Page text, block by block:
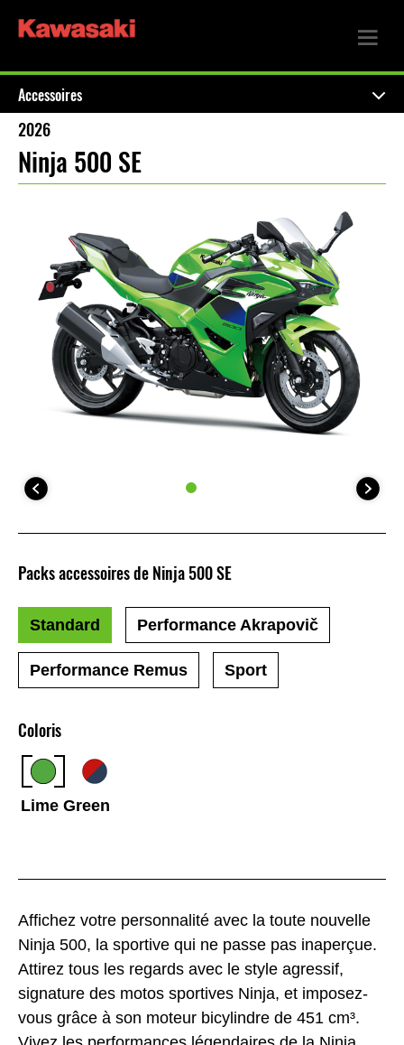
Accessoires
2026
Ninja 500 SE
Affichez votre personnalité avec la toute nouvelle
Ninja 500, la sportive qui ne passe pas inaperçue.
Attirez tous les regards avec le style agressif,
signature des motos sportives Ninja, et imposez-
vous grâce à son moteur bicylindre de 451 cm³.
Coloris
Lime Green
Packs accessoires de Ninja 500 SE
Standard Performance Akrapovič
Performance Remus Sport